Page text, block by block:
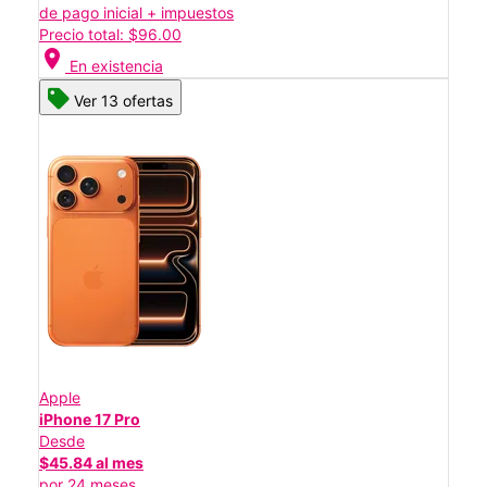
de pago inicial + impuestos
Precio total: $96.00
location_on En existencia
Ver 13 ofertas
Apple
iPhone 17 Pro
Desde
$45.84 al mes